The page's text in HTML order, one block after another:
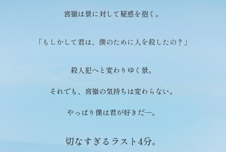
宮嶺は景に対して疑惑を抱く。
「もしかして君は、僕のために人を殺したの？」
殺人犯へと変わりゆく景。
それでも、宮嶺の気持ちは変わらない。
やっぱり僕は君が好きだ―。
切なすぎるラスト4分。